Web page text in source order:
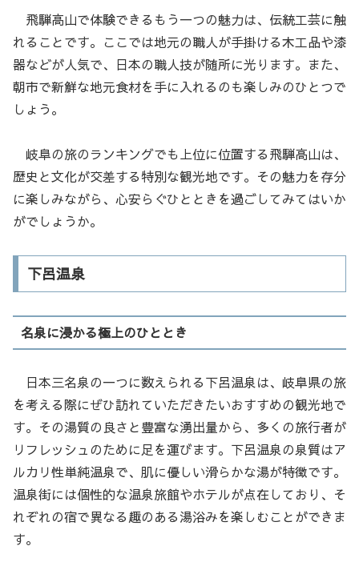
飛騨高山で体験できるもう一つの魅力は、伝統工芸に触
れることです。ここでは地元の職人が手掛ける木工品や漆
器などが人気で、日本の職人技が随所に光ります。また、
朝市で新鮮な地元食材を手に入れるのも楽しみのひとつで
しょう。
岐阜の旅のランキングでも上位に位置する飛騨高山は、
歴史と文化が交差する特別な観光地です。その魅力を存分
に楽しみながら、心安らぐひとときを過ごしてみてはいか
がでしょうか。
下呂温泉
名泉に浸かる極上のひととき
日本三名泉の一つに数えられる下呂温泉は、岐阜県の旅
を考える際にぜひ訪れていただきたいおすすめの観光地で
す。その湯質の良さと豊富な湧出量から、多くの旅行者が
リフレッシュのために足を運びます。下呂温泉の泉質はア
ルカリ性単純温泉で、肌に優しい滑らかな湯が特徴です。
温泉街には個性的な温泉旅館やホテルが点在しており、そ
れぞれの宿で異なる趣のある湯浴みを楽しむことができま
す。